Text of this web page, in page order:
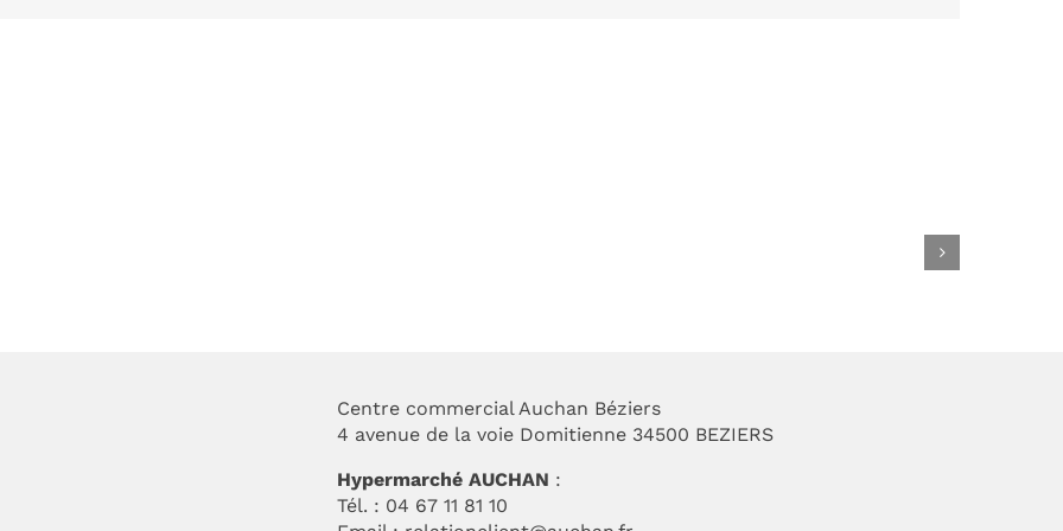
Centre commercial Auchan Béziers
4 avenue de la voie Domitienne 34500 BEZIERS
Hypermarché AUCHAN :
Tél. : 04 67 11 81 10